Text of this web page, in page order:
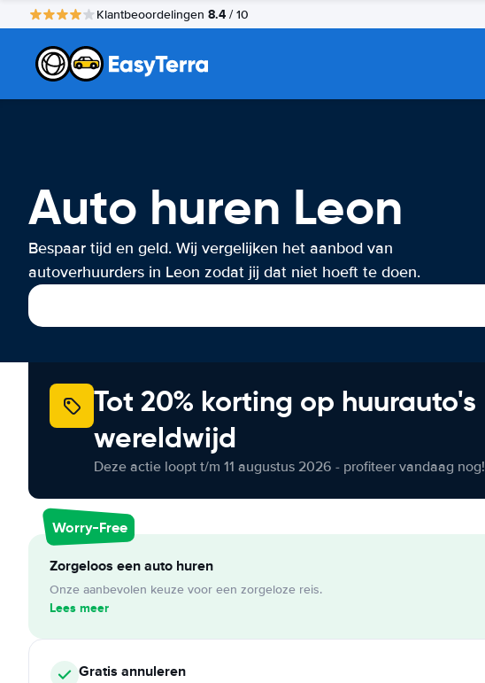
Klantbeoordelingen 8.4 / 10
Auto huren Leon
Bespaar tijd en geld. Wij vergelijken het aanbod van
autoverhuurders in Leon zodat jij dat niet hoeft te doen.
Tot 20% korting op huurauto's
wereldwijd
Deze actie loopt t/m 11 augustus 2026 - profiteer vandaag nog!
Worry-Free
Zorgeloos een auto huren
Onze aanbevolen keuze voor een zorgeloze reis.
Lees meer
Gratis annuleren